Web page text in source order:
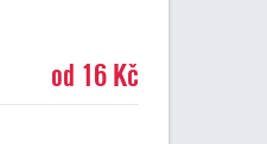
od 16 Kč